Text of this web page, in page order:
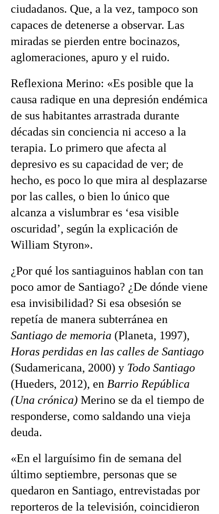
ciudadanos. Que, a la vez, tampoco son
capaces de detenerse a observar. Las
miradas se pierden entre bocinazos,
aglomeraciones, apuro y el ruido.
Reflexiona Merino: «Es posible que la
causa radique en una depresión endémica
de sus habitantes arrastrada durante
décadas sin conciencia ni acceso a la
terapia. Lo primero que afecta al
depresivo es su capacidad de ver; de
hecho, es poco lo que mira al desplazarse
por las calles, o bien lo único que
alcanza a vislumbrar es ‘esa visible
oscuridad’, según la explicación de
William Styron».
¿Por qué los santiaguinos hablan con tan
poco amor de Santiago? ¿De dónde viene
esa invisibilidad? Si esa obsesión se
repetía de manera subterránea en
Santiago de memoria (Planeta, 1997),
Horas perdidas en las calles de Santiago
(Sudamericana, 2000) y Todo Santiago
(Hueders, 2012), en Barrio República
(Una crónica)Merino se da el tiempo de
responderse, como saldando una vieja
deuda.
«En el larguísimo fin de semana del
último septiembre, personas que se
quedaron en Santiago, entrevistadas por
reporteros de la televisión, coincidieron